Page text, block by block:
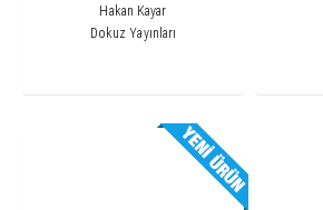
Hakan Kayar
Dokuz Yayınları